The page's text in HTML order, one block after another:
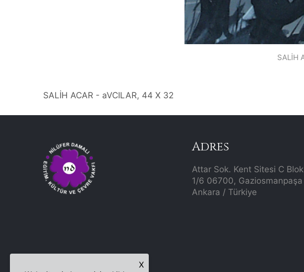
SALİH
SALİH ACAR - aVCILAR, 44 X 32
Adres
Attar Sok. Kent Sitesi C
1/6 06700,
Ankara / Türkiye
X